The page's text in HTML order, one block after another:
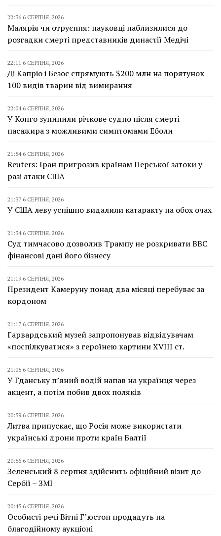
22:36 6 СЕРПНЯ, 2026
Малярія чи отруєння: науковці наблизилися до
розгадки смерті представників династії Медічі
22:11 6 СЕРПНЯ, 2026
Ді Капріо і Безос спрямують $200 млн на порятунок
100 видів тварин від вимирання
22:04 6 СЕРПНЯ, 2026
У Конго зупинили річкове судно після смерті
пасажира з можливими симптомами Еболи
21:54 6 СЕРПНЯ, 2026
Reuters: Іран пригрозив країнам Перської затоки у
разі атаки США
21:37 6 СЕРПНЯ, 2026
У США леву успішно видалили катаракту на обох очах
21:34 6 СЕРПНЯ, 2026
Суд тимчасово дозволив Трампу не розкривати BBC
фінансові дані його бізнесу
21:19 6 СЕРПНЯ, 2026
Президент Камеруну понад два місяці перебуває за
кордоном
21:17 6 СЕРПНЯ, 2026
Гарвардський музей запропонував відвідувачам
«поспілкуватися» з героїнею картини XVIII ст.
21:05 6 СЕРПНЯ, 2026
У Гданську п’яний водій напав на українця через
акцент, а потім побив двох поляків
20:59 6 СЕРПНЯ, 2026
Литва припускає, що Росія може використати
українські дрони проти країн Балтії
20:56 6 СЕРПНЯ, 2026
Зеленський 8 серпня здійснить офіційний візит до
Сербії – ЗМІ
20:45 6 СЕРПНЯ, 2026
Особисті речі Вітні Г’юстон продадуть на
благодійному аукціоні